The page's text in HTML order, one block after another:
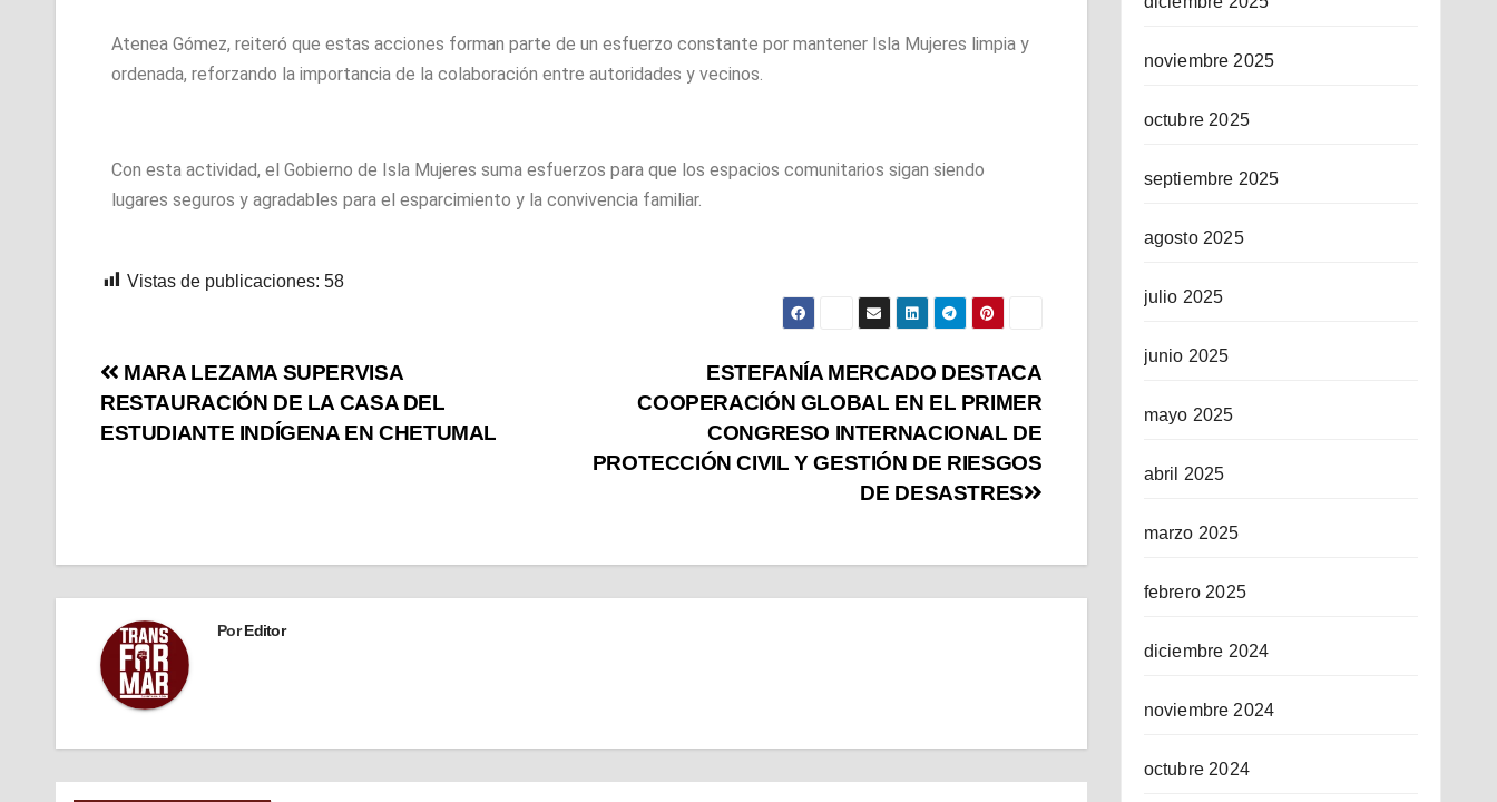
Atenea Gómez, reiteró que estas acciones forman parte de un esfuerzo constante por mantener Isla Mujeres limpia y
ordenada, reforzando la importancia de la colaboración entre autoridades y vecinos.
Con esta actividad, el Gobierno de Isla Mujeres suma esfuerzos para que los espacios comunitarios sigan siendo
lugares seguros y agradables para el esparcimiento y la convivencia familiar.
Vistas de publicaciones: 58
ESTEFANÍA MERCADO DESTACA
COOPERACIÓN GLOBAL EN EL PRIMER
CONGRESO INTERNACIONAL DE
PROTECCIÓN CIVIL Y GESTIÓN DE RIESGOS
DE DESASTRES
MARA LEZAMA SUPERVISA
RESTAURACIÓN DE LA CASA DEL
ESTUDIANTE INDÍGENA EN CHETUMAL
PorEditor
noviembre 2025
octubre 2025
septiembre 2025
agosto 2025
julio 2025
junio 2025
mayo 2025
abril 2025
marzo 2025
febrero 2025
diciembre 2024
noviembre 2024
octubre 2024